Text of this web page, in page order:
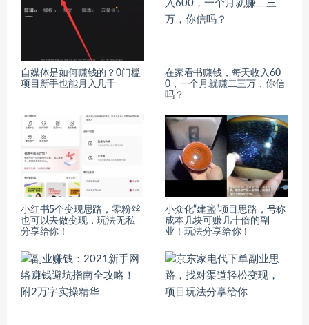
自媒体是如何赚钱的？0门槛
项目新手也能月入几千
在家看书赚钱，每天收入60
0，一个月就赚二三万，你信
吗？
小红书5个变现思路，零粉丝
也可以去做变现，玩法无私
分享给你！
小众化“建盏”项目思路，号称
成本几块可赚几十倍的副
业！玩法分享给你！